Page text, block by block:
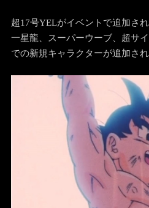
超17号YELがイベントで追加さ
一星龍、スーパーウーブ、超サ
での新規キャラクターが追加され